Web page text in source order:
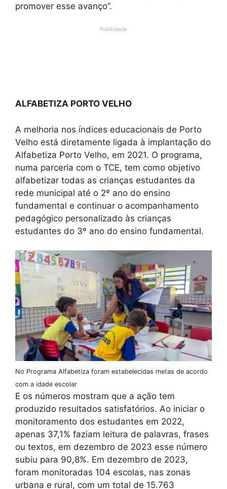
promover esse avanço”.
Publicidade
ALFABETIZA PORTO VELHO
A melhoria nos índices educacionais de Porto
Velho está diretamente ligada à implantação do
Alfabetiza Porto Velho, em 2021. O programa,
numa parceria com o TCE, tem como objetivo
alfabetizar todas as crianças estudantes da
rede municipal até o 2º ano do ensino
fundamental e continuar o acompanhamento
pedagógico personalizado às crianças
estudantes do 3º ano do ensino fundamental.
No Programa Alfabetiza foram estabelecidas metas de acordo
com a idade escolar
E os números mostram que a ação tem
produzido resultados satisfatórios. Ao iniciar o
monitoramento dos estudantes em 2022,
apenas 37,1% faziam leitura de palavras, frases
ou textos, em dezembro de 2023 esse número
subiu para 90,8%. Em dezembro de 2023,
foram monitoradas 104 escolas, nas zonas
urbana e rural, com um total de 15.763